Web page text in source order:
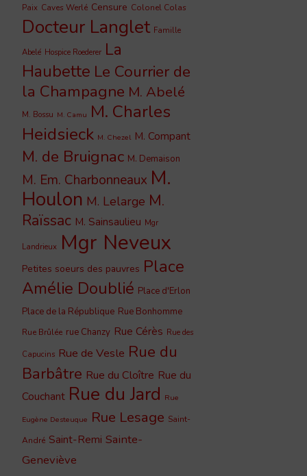
Paix Caves Werlé Censure Colonel Colas
Docteur Langlet Famille
Abelé Hospice Roederer La
Haubette Le Courrier de
la Champagne M. Abelé
M. Bossu M. Camu M. Charles
Heidsieck M. Chezel M. Compant
M. de Bruignac M. Demaison
M. Em. Charbonneaux M.
Houlon M. Lelarge M.
Raïssac M. Sainsaulieu Mgr
Landrieux Mgr Neveux
Petites soeurs des pauvres Place
Amélie Doublié Place d'Erlon
Place de la République Rue Bonhomme
Rue Brûlée rue Chanzy Rue Cérès Rue des
Capucins Rue de Vesle Rue du
Barbâtre Rue du Cloître Rue du
Couchant Rue du Jard Rue
Eugène Desteuque Rue Lesage Saint-
André Saint-Remi Sainte-
Geneviève